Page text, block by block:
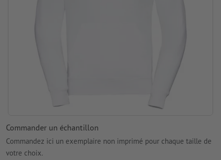
Commander un échantillon
Commandez ici un exemplaire non imprimé pour chaque taille de
votre choix.